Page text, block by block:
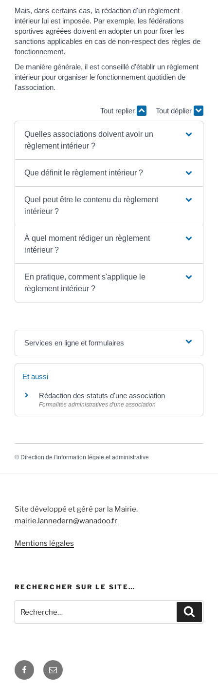
Mais, dans certains cas, la rédaction d'un règlement
intérieur lui est imposée. Par exemple, les fédérations
sportives agréées doivent en adopter un pour fixer les
sanctions applicables en cas de non-respect des règles de
fonctionnement.
De manière générale, il est conseillé d'établir un règlement
intérieur pour organiser le fonctionnement quotidien de
l'association.
Tout replier Tout déplier
Quelles associations doivent avoir un
règlement intérieur ?
Que définit le règlement intérieur ?
Quel peut être le contenu du règlement
intérieur ?
À quel moment rédiger un règlement
intérieur ?
En pratique, comment s'applique le
règlement intérieur ?
Services en ligne et formulaires
Et aussi
Rédaction des statuts d'une association
Formalités administratives d'une association
© Direction de l'information légale et administrative
Site développé et géré par la Mairie.
mairie.lannedern@wanadoo.fr
Mentions légales
RECHERCHER SUR LE SITE…
pour
Facebook
E-
mail